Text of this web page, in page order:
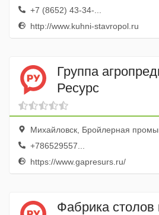
+7 (8652) 43-34-...
http://www.kuhni-stavropol.ru
Группа
Ресурс
Михайловск, Бройлерная
+786529557...
https://www.gapresurs.ru/
Фабрика столов